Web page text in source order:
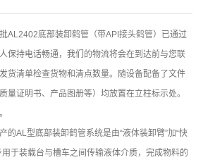
AL2402底部装卸鹤管 （带API接头鹤管）已通过
保持电话畅通，我们的物流将会在到达前与您联
货清单检查货物和清点数量。随设备配备了文件
量证明书、产品图册等）均放置在立柱标示处。
的AL型底部装卸鹤管系统是由“液体装卸臂”加“快
于装载台与槽车之间传输液体介质，完成物料的